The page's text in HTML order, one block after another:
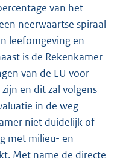
van het
neerwaartse spiraal
leefomgeving en
is de Rekenkamer
van de EU voor
en dit zal volgens
in de weg
niet duidelijk of
met milieu- en
Met name de directe